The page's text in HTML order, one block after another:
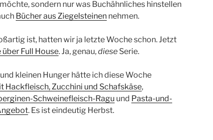
sondern nur was Buchähnliches hinstellen
Bücher aus Ziegelsteinen nehmen.
ist, hatten wir ja letzte Woche schon. Jetzt
Full House.Ja, genau,diese Serie.
kleinen Hunger hätte ich diese Woche
Hackfleisch, Zucchini und Schafskäse,
Schweinefleisch-Ragu und Pasta-und-
. Es ist eindeutig Herbst.